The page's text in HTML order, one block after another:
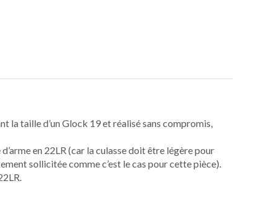
la taille d’un Glock 19 et réalisé sans compromis,
en 22LR (car la culasse doit être légère pour
sollicitée comme c’est le cas pour cette pièce).